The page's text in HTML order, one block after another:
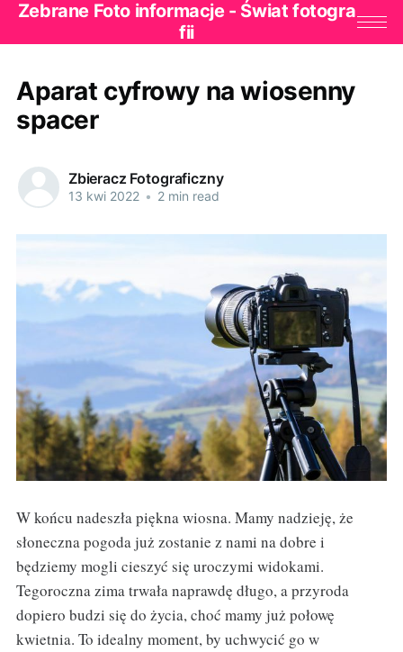
Zebrane Foto informacje - Świat fotogra
fii
Aparat cyfrowy na wiosenny
spacer
Zbieracz Fotograficzny
13 kwi 2022 • 2 min read
W końcu nadeszła piękna wiosna. Mamy nadzieję, że
słoneczna pogoda już zostanie z nami na dobre i
będziemy mogli cieszyć się uroczymi widokami.
Tegoroczna zima trwała naprawdę długo, a przyroda
dopiero budzi się do życia, choć mamy już połowę
kwietnia. To idealny moment, by uchwycić go w